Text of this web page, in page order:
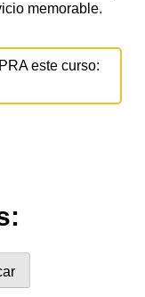
memorable.
este curso: